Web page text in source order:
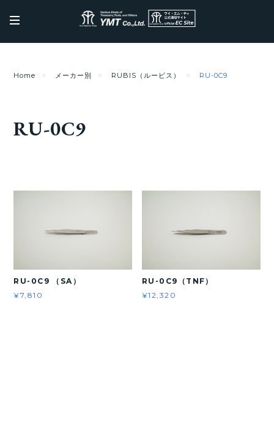
Home メーカー別 RUBIS（ルービス） RU-0C9
RU-0C9
RU-0C9 （SA）
¥7,810
RU-0C9（TNF）
¥12,320